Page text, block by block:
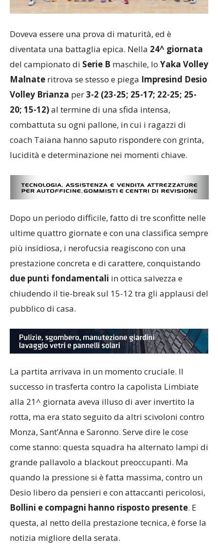
Doveva essere una prova di maturità, ed è
diventata una battaglia epica. Nella 24^ giornata
del campionato di Serie B maschile, lo Yaka Volley
Malnate ritrova se stesso e piega Impresind Desio
Volley Brianza per3-2 (23-25; 25-17; 22-25; 25-
20; 15-12)al termine di una sfida intensa,
combattuta su ogni pallone, in cui i ragazzi di
coach Taiana hanno saputo rispondere con grinta,
lucidità e determinazione nei momenti chiave.
Dopo un periodo difficile, fatto di tre sconfitte nelle
prestazione concreta e di carattere, conquistando
La partita arrivava in un momento cruciale. Il
successo in trasferta contro la capolista Limbiate
alla 21^ giornata aveva illuso di aver invertito la
rotta, ma era stato seguito da altri scivoloni contro
come stanno: questa squadra ha alternato lampi di
grande pallavolo a blackout preoccupanti. Ma
quando la pressione si è fatta massima, contro un
Desio libero da pensieri e con attaccanti pericolosi,
Bollini e compagni hanno risposto presente
questa, al netto della prestazione tecnica, è forse la
notizia migliore della serata.